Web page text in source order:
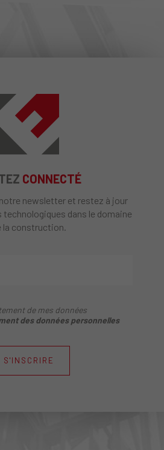
CONNECTÉ
newsletter et restez à jour
dans le domaine
la construction.
de mes données
des données personnelles
S'INSCRIRE